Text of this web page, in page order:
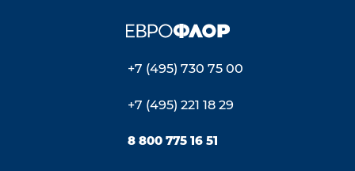
+7 (495) 730 75 00
+7 (495) 221 18 29
8 800 775 16 51